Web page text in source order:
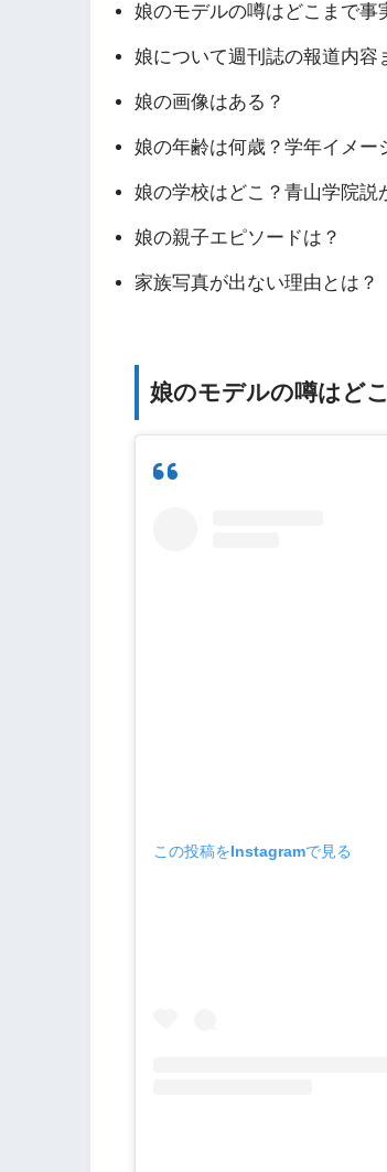
娘のモデルの噂はどこまで事
娘について週刊誌の報道内容
娘の画像はある？
娘の年齢は何歳？学年イメ
娘の学校はどこ？青山学院説
娘の親子エピソードは？
家族写真が出ない理由とは？
娘のモデルの噂はど
この投稿をInstagramで見る